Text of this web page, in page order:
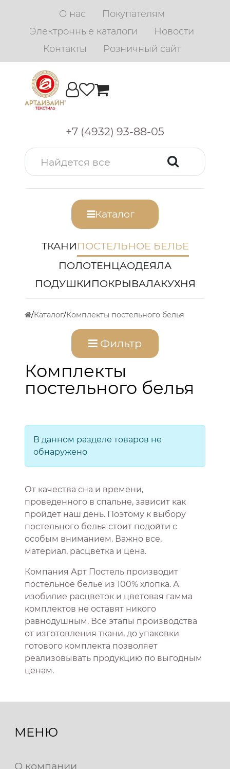
О нас
Покупателям
Электронные каталоги
Новости
Контакты
Розничный сайт
+7 (4932) 93-88-05
Каталог
ТКАНИПОСТЕЛЬНОЕ БЕЛЬЕ
ПОЛОТЕНЦАОДЕЯЛА
ПОДУШКИПОКРЫВАЛАКУХНЯ
Каталог Комплекты постельного белья
Фильтр
Комплекты
постельного белья
В данном разделе товаров не
обнаружено
От качества сна и времени,
проведенного в спальне, зависит как
пройдет наш день. Поэтому к выбору
постельного белья стоит подойти с
особым вниманием. Важно все,
материал, расцветка и цена.
Компания Арт Постель производит
постельное белье из 100% хлопка. А
изобилие расцветок и цветовая гамма
комплектов не оставят никого
равнодушным. Все этапы производства
от изготовления ткани, до упаковки
готового комплекта позволяет
реализовывать продукцию по выгодным
ценам.
МЕНЮ
О компании